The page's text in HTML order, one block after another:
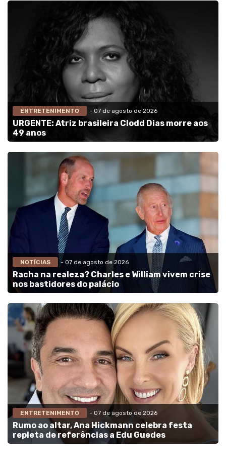
ENTRETENIMENTO - 07 de agosto de 2026
URGENTE: Atriz brasileira Clodd Dias morre aos
49 anos
NOTÍCIAS - 07 de agosto de 2026
Racha na realeza? Charles e William vivem crise
nos bastidores do palácio
ENTRETENIMENTO - 07 de agosto de 2026
Rumo ao altar, Ana Hickmann celebra festa
repleta de referências a Edu Guedes